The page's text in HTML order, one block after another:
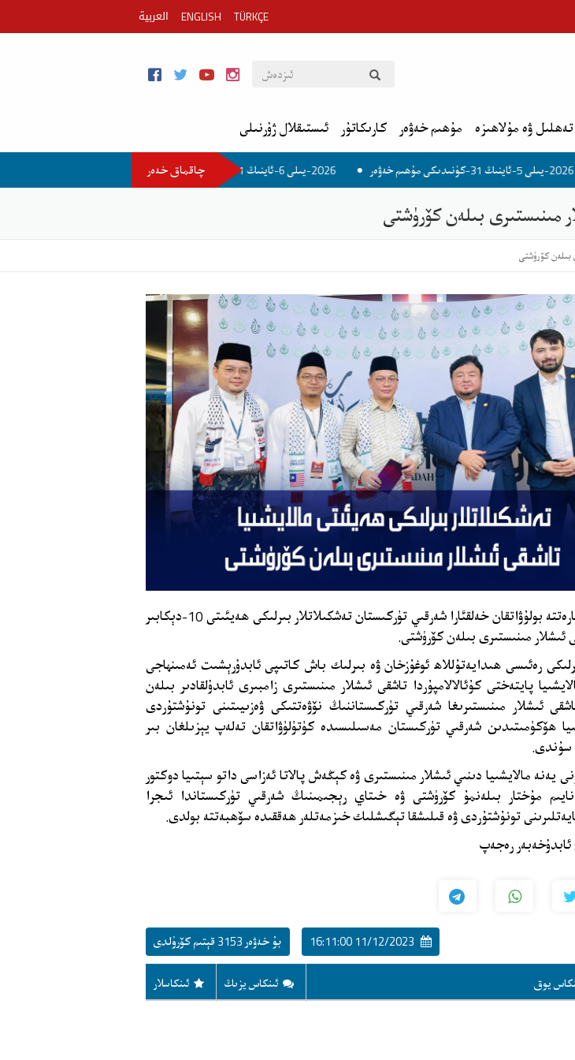
العربية ENGLISH TÜRKÇE
ئىستىقلال ژۇرنىلى كارىكاتۇر مۇھىم خەۋەر تەھلىل ۋە مۇلاھىزە
چاقماق خەەر 2026-يىلى 6-ئاينىڭ 1-كۈنىدىكى مۇھىم خەۋەر
مىنىستىرى بىلەن كۆرۈشتى
بىلەن كۆرۈشتى
مالايشىيادا زىيارەتتە بولۇۋاتقان خەلقئارا شەرقىي تۈركىستان تەشكىلاتلار بىرلىكى ھەيئىتى 10-دېكابىر
ئىشلار مىنىستىرى بىلەن كۆرۈشتى.
رەئىسى ھىدايەتۇللاھ ئوغۇزخان ۋە بىرلىك باش كاتىپى ئابدۇرېشىت ئەمىنھاجى
پايتەختى كۇئالالامپۇردا تاشقى ئىشلار مىنىستىرى زامبىرى ئابدۇلقادىر بىلەن
ئىشلار مىنىستىرىغا شەرقىي تۈركىستاننىڭ نۆۋەتتىكى ۋەزىيىتىنى تونۇشتۇردى
ھۆكۈمىتىدىن شەرقىي تۈركىستان مەسىلىسىدە كۈتۈلۈۋاتقان تەلەپ يېزىلغان بىر
سۇندى.
يەنە مالايشىيا دىنىي ئىشلار مىنىستىرى ۋە كېڭەش پالاتا ئەزاسى داتو سېتىيا دوكتور
مۇختار بىلەنمۇ كۆرۈشتى ۋە خىتاي رېجىمىنىڭ شەرقىي تۈركىستاندا ئىجرا
تونۇشتۇردى ۋە قىلىشقا تېگىشلىك خىزمەتلەر ھەققىدە سۆھبەتتە بولدى.
ئابدۇخەبەر رەجەپ
بۇ خەۋەر 3153 قېتىم كۆرۈلدى 11/12/2023 16:11:00
ئىنكاسلار ئىنكاس يزىڭ